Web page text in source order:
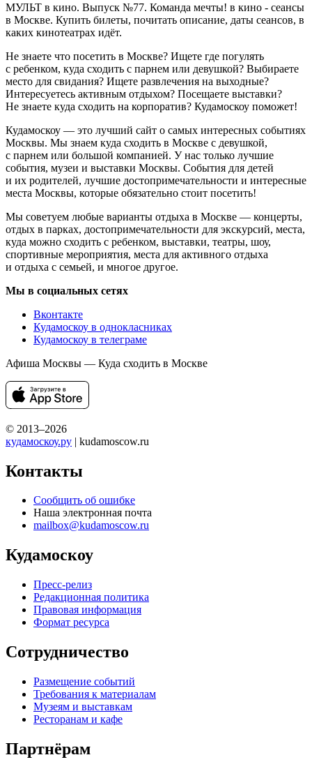
МУЛЬТ в кино. Выпуск №77. Команда мечты! в кино - сеансы
в Москве. Купить билеты, почитать описание, даты сеансов, в
каких кинотеатрах идёт.
Не знаете что посетить в Москве? Ищете где погулять
с ребенком, куда сходить с парнем или девушкой? Выбираете
место для свидания? Ищете развлечения на выходные?
Интересуетесь активным отдыхом? Посещаете выставки?
Не знаете куда сходить на корпоратив? Кудамоскоу поможет!
Кудамоскоу — это лучший сайт о самых интересных событиях
Москвы. Мы знаем куда сходить в Москве с девушкой,
с парнем или большой компанией. У нас только лучшие
события, музеи и выставки Москвы. События для детей
и их родителей, лучшие достопримечательности и интересные
места Москвы, которые обязательно стоит посетить!
Мы советуем любые варианты отдыха в Москве — концерты,
отдых в парках, достопримечательности для экскурсий, места,
куда можно сходить с ребенком, выставки, театры, шоу,
спортивные мероприятия, места для активного отдыха
и отдыха с семьей, и многое другое.
Мы в социальных сетях
Вконтакте
Кудамоскоу в однокласниках
Кудамоскоу в телеграме
Афиша Москвы — Куда сходить в Москве
© 2013–2026
кудамоскоу.ру | kudamoscow.ru
Контакты
Сообщить об ошибке
Наша электронная почта
mailbox@kudamoscow.ru
Кудамоскоу
Пресс-релиз
Редакционная политика
Правовая информация
Формат ресурса
Сотрудничество
Размещение событий
Требования к материалам
Музеям и выставкам
Ресторанам и кафе
Партнёрам